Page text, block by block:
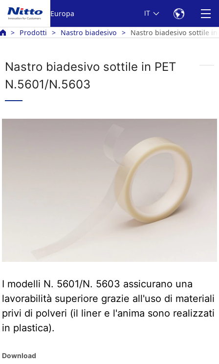
Europa IT
Prodotti Nastro biadesivo Nastro biadesivo sottile in
Nastro biadesivo sottile in PET
N.5601/N.5603
I modelli N. 5601/N. 5603 assicurano una
lavorabilità superiore grazie all'uso di materiali
privi di polveri (il liner e l'anima sono realizzati
in plastica).
Download